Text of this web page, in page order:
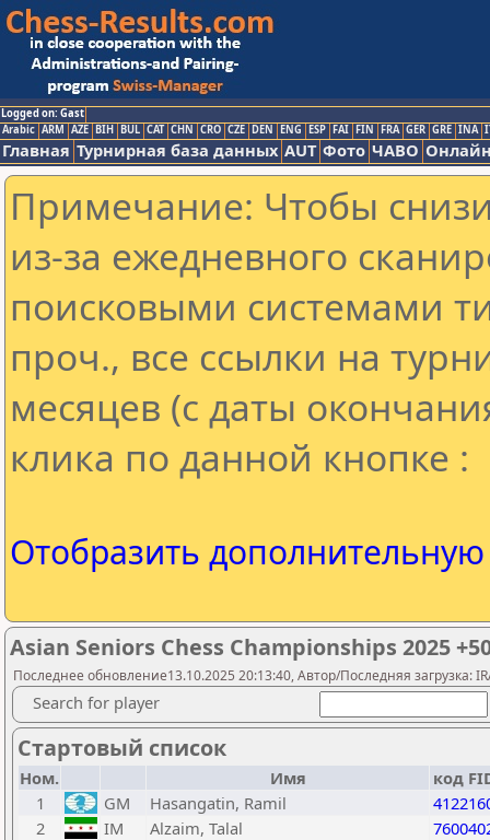
Logged on: Gast
Arabic ARM AZE BIH BUL CAT CHN CRO CZE DEN ENG ESP FAI FIN FRA GER GRE INA
Главная Турнирная база данных AUT Фото ЧАВО
Примечание: Чтобы
из-за ежедневного
поисковыми системами
проч., все ссылки на
месяцев (с даты
клика по данной кнопке :
Отобразить
Asian Seniors Chess Championships 2025
Последнее обновление13.10.2025 20:13:40, Автор/Последняя загрузка:
Search for player
Стартовый список
Ном. Имя
код
1
GM Hasangatin, Ramil
2
IM Alzaim, Talal